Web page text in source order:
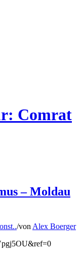
Comrat
– Moldau
/vonAlex Boerger